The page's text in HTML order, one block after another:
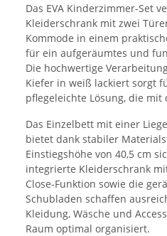
Das EVA Kinderzimmer-Set
Kleiderschrank mit zwei
Kommode in einem
für ein aufgeräumtes und
Die hochwertige
Kiefer in weiß lackiert sorgt
pflegeleichte Lösung, die
Das Einzelbett mit einer
bietet dank stabiler
Einstiegshöhe von 40,5 cm
integrierte Kleiderschrank
Close-Funktion sowie die
Schubladen schaffen
Kleidung, Wäsche und
Raum optimal organisiert.